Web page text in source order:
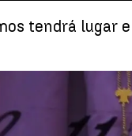
tendrá lugar